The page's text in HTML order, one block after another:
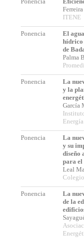
ITENE
Ponencia
El
hídrico
de
Palma
Ponencia
La
y la
García
Ponencia
La
y su
diseño
para el
Leal
Ponencia
La
de la